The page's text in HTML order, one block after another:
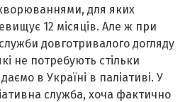
для яких
12 місяців. Але ж при
довготривалого догляду
не потребують стільки
в Україні в паліативі. У
служба, хоча фактично